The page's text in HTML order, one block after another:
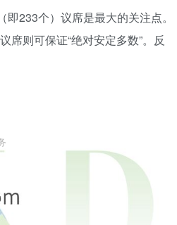
233个）议席是最大的关注点。
席则可保证“绝对安定多数”。反